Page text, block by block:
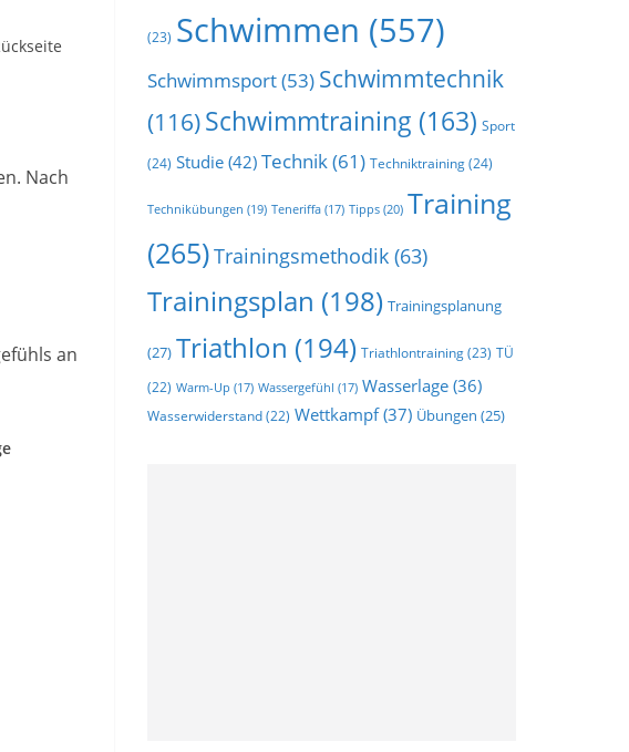
Nach
an
(23) Schwimmen (557)
Schwimmsport(53) Schwimmtechnik
(116)Schwimmtraining (163) Sport
(24) Studie (42) Technik(61) Techniktraining(24)
Technikübungen (19) Teneriffa (17) Tipps (20) Training
(265)Trainingsmethodik (63)
Trainingsplan (198) Trainingsplanung
(27) Triathlon (194) Triathlontraining(23) TÜ
(22) Warm-Up (17) Wassergefühl (17) Wasserlage (36)
Wasserwiderstand(22) Wettkampf(37) Übungen (25)